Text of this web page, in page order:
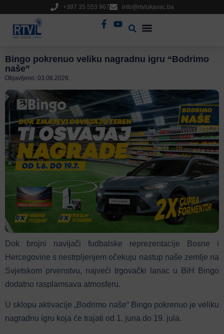
+387 35 553 967 info@rtvlukavac.ba
Bingo pokrenuo veliku nagradnu igru “Bodrimo
naše”
Objavljeno: 03.06.2026.
Dok brojni navijači fudbalske reprezentacije Bosne i
Hercegovine s nestrpljenjem očekuju nastup naše zemlje na
Svjetskom prvenstvu, najveći trgovački lanac u BiH Bingo
dodatno rasplamsava atmosferu.
U sklopu aktivacije „Bodrimo naše“ Bingo pokrenuo je veliku
nagradnu igru koja će trajati od 1. juna do 19. jula.